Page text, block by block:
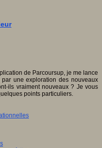
de Parcoursup, je me lance
une exploration des nouveaux
ils vraiment nouveaux ? Je vous
points particuliers.